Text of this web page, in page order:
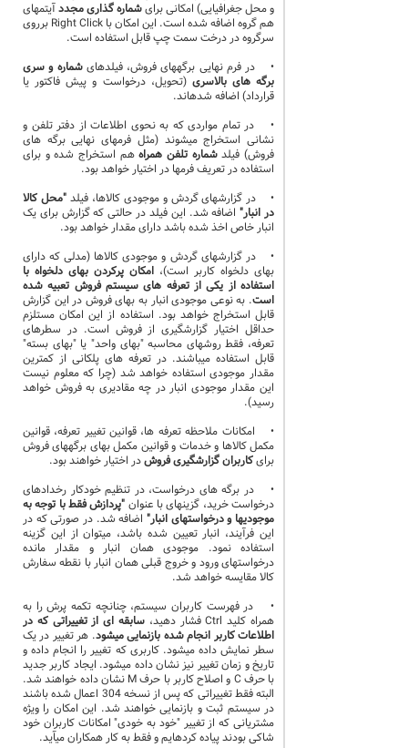
و محل جغرافیایی) امکانی برایشماره گذاری مجددآیتمهای
هم گروه اضافه شده است. این امکان با Right Click برروی
سرگروه در درخت سمت چپ قابل استفاده است.
• در فرم نهایی برگههای فروش، فیلدهای شماره و سری
برگه های بالاسری (تحویل، درخواست و پیش فاکتور یا
قرارداد) اضافه شدهاند.
• در تمام مواردی که به نحوی اطلاعات از دفتر تلفن و
نشانی استخراج میشوند (مثل فرمهای نهایی برگه های
فروش) فیلدشماره تلفن همراههم استخراج شده و برای
استفاده در تعریف فرمها در اختیار خواهد بود.
• در گزارشهای گردش و موجودی کالاها، فیلد"محل کالا
در انبار"اضافه شد. این فیلد در حالتی که گزارش برای یک
انبار خاص اخذ شده باشد دارای مقدار خواهد بود.
• در گزارشهای گردش و موجودی کالاها (مدلی که دارای
بهای دلخواه کاربر است)، امکان پرکردن بهای دلخواه با
استفاده از یکی از تعرفه های سیستم فروش تعبیه شده
است. به نوعی موجودی انبار به بهای فروش در این گزارش
قابل استخراج خواهد بود. استفاده از این امکان مستلزم
حداقل اختیار گزارشگیری از فروش است. در سطرهای
تعرفه، فقط روشهای محاسبه "بهای واحد" یا "بهای بسته"
قابل استفاده میباشند. در تعرفه های پلکانی از کمترین
مقدار موجودی استفاده خواهد شد (چرا که معلوم نیست
این مقدار موجودی انبار در چه مقادیری به فروش خواهد
رسید).
• امکانات ملاحظه تعرفه ها، قوانین تغییر تعرفه، قوانین
مکمل کالاها و خدمات و قوانین مکمل بهای برگههای فروش
برایکاربران گزارشگیری فروشدر اختیار خواهند بود.
• در برگه های درخواست، در تنظیم خودکار رخدادهای
درخواست خرید، گزینهای با عنوان "پردازش فقط با توجه به
موجودیها و درخواستهای انبار" اضافه شد. در صورتی که در
این فرآیند، انبار تعیین شده باشد، میتوان از این گزینه
استفاده نمود. موجودی همان انبار و مقدار مانده
درخواستهای ورود و خروج قبلی همان انبار با نقطه سفارش
کالا مقایسه خواهد شد.
• در فهرست کاربران سیستم، چنانچه تکمه پرش را به
همراه کلید Ctrl فشار دهید،
سابقه ای از تغییراتی که در
اطلاعات کاربر انجام شده بازنمایی میشود. هر تغییر در یک
سطر نمایش داده میشود. کاربری که تغییر را انجام داده و
تاریخ و زمان تغییر نیز نشان داده میشود. ایجاد کاربر جدید
با حرف C و اصلاح کاربر با حرف M نشان داده خواهند شد.
البته فقط تغییراتی که پس از نسخه 304 اعمال شده باشند
در سیستم ثبت و بازنمایی خواهند شد. این امکان را ویژه
مشتریانی که از تغییر "خود به خودی" امکانات کاربران خود
شاکی بودند پیاده کردهایم و فقط به کار همکاران میآید.